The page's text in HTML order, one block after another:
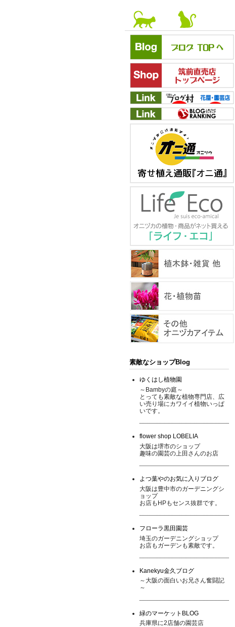
素敵なショップBlog
ゆくはし植物園
～Bambyの庭～
とっても素敵な植物専門店、広
い売り場にカワイイ植物いっぱ
いです。
flower shop LOBELIA
大阪は堺市のショップ
趣味の園芸の上田さんのお店
よつ葉やのお気に入りブログ
大阪は豊中市のガーデニングシ
ョップ
お店もHPもセンス抜群です。
フローラ黒田園芸
埼玉のガーデニングショップ
お店もガーデンも素敵です。
Kanekyu金久ブログ
～大阪の面白いお兄さん奮闘記
～
緑のマーケットBLOG
兵庫県に2店舗の園芸店